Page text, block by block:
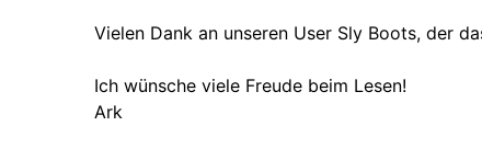
Vielen Dank an unseren User Sly Boots, der
Ich wünsche viele Freude beim Lesen!
Ark